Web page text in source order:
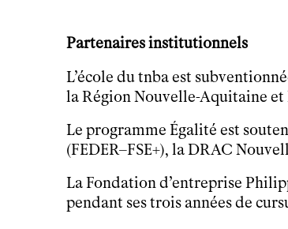
Partenaires institutionnels
L’école du tnba est
la Région Nouvelle-Aquitaine
Le programme Égalité est
(FEDER–FSE+), la DRAC
La Fondation d’entreprise
pendant ses trois années de
Programmes de salle
Vidéos
Documents
Podcasts
Technique
Ressources pédagogiques
Actualités
Newsletter